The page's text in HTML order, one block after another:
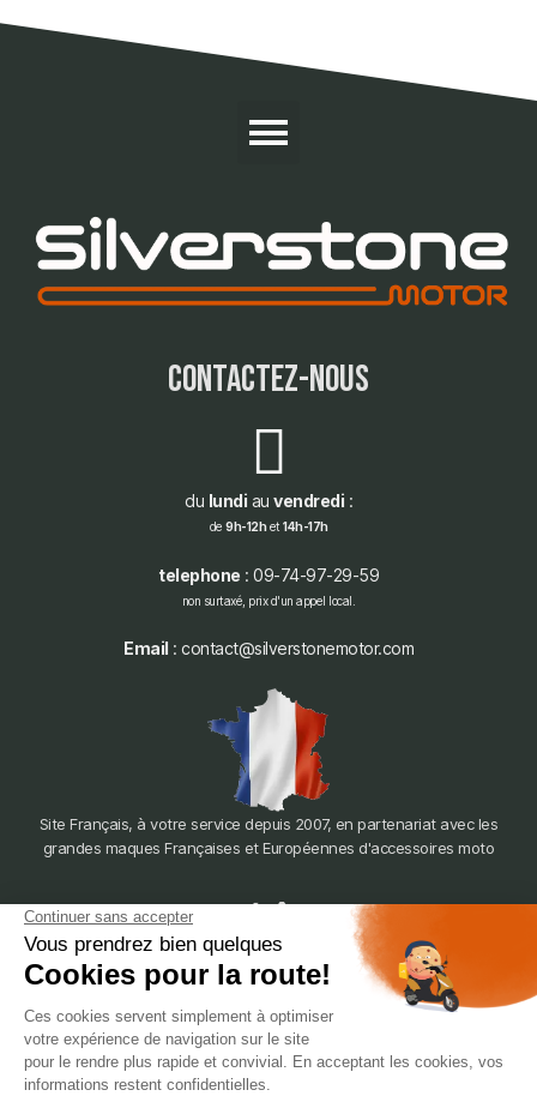
contactez-nous
du lundi au vendredi :
de 9h-12het 14h-17h
telephone : 09-74-97-29-59
non surtaxé, prix d'un appel local.
Email : contact@silverstonemotor.com
Site Français, à votre service depuis 2007, en partenariat avec les
grandes maques Françaises et Européennes d'accessoires moto
388 Av. Charles de Gaulle, 69200 Vénissieux